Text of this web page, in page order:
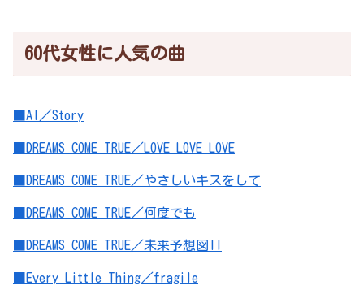
60代女性に人気の曲
■AI／Story
■DREAMS COME TRUE／LOVE LOVE LOVE
■DREAMS COME TRUE／やさしいキスをして
■DREAMS COME TRUE／何度でも
■DREAMS COME TRUE／未来予想図II
■Every Little Thing／fragile